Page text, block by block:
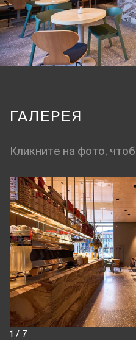
ГАЛЕРЕЯ
Кликните на фото,
1 / 7